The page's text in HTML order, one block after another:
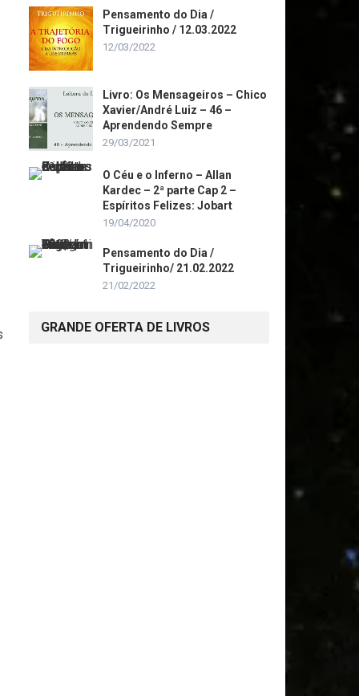
Pensamento do Dia /
Trigueirinho / 12.03.2022
12/03/2022
Livro: Os Mensageiros – Chico
Xavier/André Luiz – 46 –
Aprendendo Sempre
29/03/2021
O Céu e o Inferno – Allan
Kardec – 2ª parte Cap 2 –
Espíritos Felizes: Jobart
19/04/2020
Pensamento do Dia /
Trigueirinho/ 21.02.2022
21/02/2022
GRANDE OFERTA DE LIVROS